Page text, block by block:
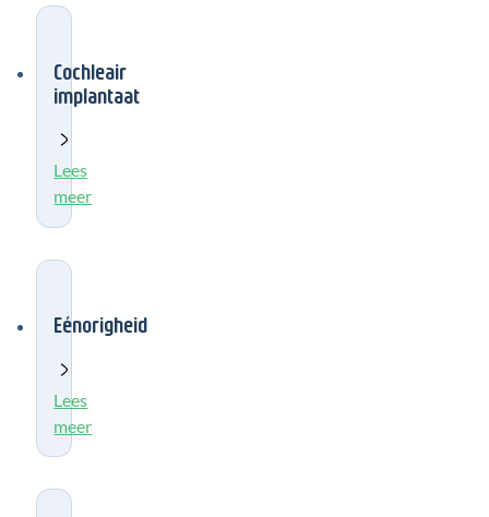
Cochleair
implantaat
Lees
meer
Eénorigheid
Lees
meer